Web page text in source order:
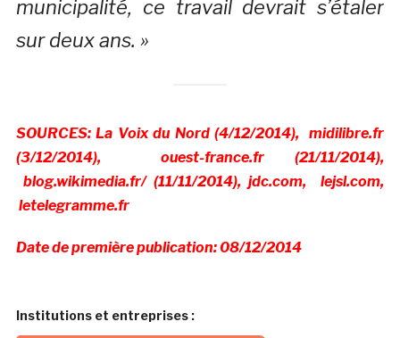
municipalité, ce travail devrait s’étaler
sur deux ans. »
SOURCES: La Voix du Nord (4/12/2014), midilibre.fr
(3/12/2014), ouest-france.fr (21/11/2014),
blog.wikimedia.fr/ (11/11/2014), jdc.com, lejsl.com,
letelegramme.fr
Date de première publication: 08/12/2014
Institutions et entreprises :